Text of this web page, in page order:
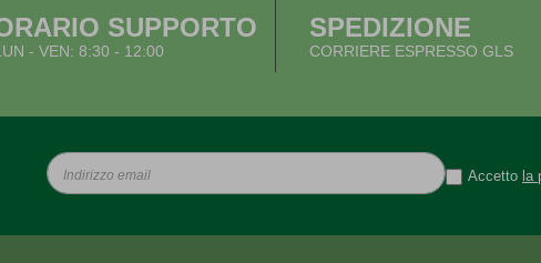
SUPPORTO
- VEN: 8:30 - 12:00
SPEDIZIONE
CORRIERE ESPRESSO GLS
Accetto la